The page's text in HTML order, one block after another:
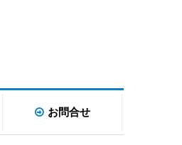
お問合せ